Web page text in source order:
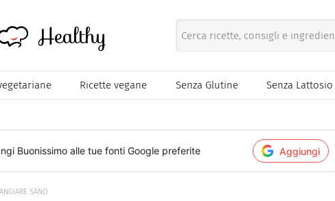
Healthy
Ricette vegane Senza Glutine Senza Lattosio
Buonissimo alle tue fonti Google preferite Aggiungi
SANO